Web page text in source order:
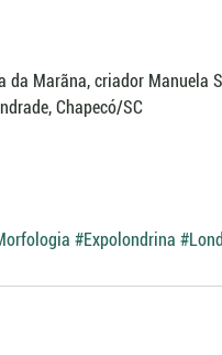
Marãna, criador Manuela
Chapecó/SC
#Expolondrina